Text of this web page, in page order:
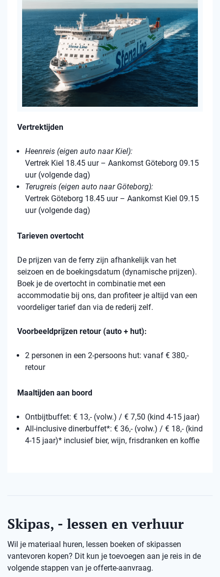
Vertrektijden
Heenreis (eigen auto naar Kiel):
Vertrek Kiel 18.45 uur – Aankomst Göteborg 09.15
uur (volgende dag)
Terugreis (eigen auto naar Göteborg):
Vertrek Göteborg 18.45 uur – Aankomst Kiel 09.15
uur (volgende dag)
Tarieven overtocht
De prijzen van de ferry zijn afhankelijk van het
seizoen en de boekingsdatum (dynamische prijzen).
Boek je de overtocht in combinatie met een
accommodatie bij ons, dan profiteer je altijd van een
voordeliger tarief dan via de rederij zelf.
Voorbeeldprijzen retour (auto + hut):
2 personen in een 2-persoons hut: vanaf € 380,-
retour
Maaltijden aan boord
Ontbijtbuffet: € 13,- (volw.) / € 7,50 (kind 4-15 jaar)
All-inclusive dinerbuffet*: € 36,- (volw.) / € 18,- (kind
4-15 jaar)* inclusief bier, wijn, frisdranken en koffie
Skipas, - lessen en verhuur
Wil je materiaal huren, lessen boeken of skipassen
vantevoren kopen? Dit kun je toevoegen aan je reis in de
volgende stappen van je offerte-aanvraag.